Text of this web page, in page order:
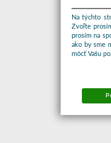
Na týchto
Zvoľte
prosím na
ako by sme
môcť Vašu